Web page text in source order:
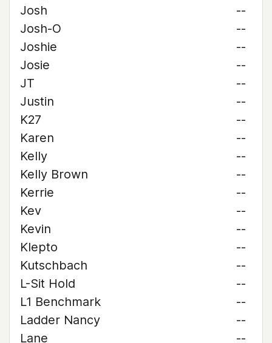
Josh
--
Josh-O
--
Joshie
--
Josie
--
JT
--
Justin
--
K27
--
Karen
--
Kelly
--
Kelly Brown
--
Kerrie
--
Kev
--
Kevin
--
Klepto
--
Kutschbach
--
L-Sit Hold
--
L1 Benchmark
--
Ladder Nancy
--
Lane
--